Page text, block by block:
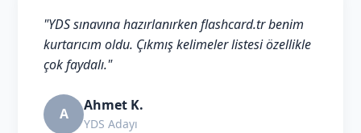
"YDS sınavına hazırlanırken flashcard.tr benim
kurtarıcım oldu. Çıkmış kelimeler listesi özellikle
çok faydalı."
A Ahmet K.
YDS Adayı